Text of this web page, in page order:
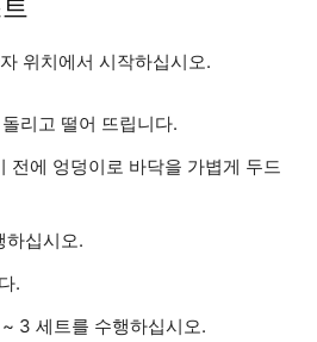
위치에서 시작하십시오.
리고 떨어 뜨립니다.
전에 엉덩이로 바닥을 가볍게 두드
하십시오.
.
3 세트를 수행하십시오.